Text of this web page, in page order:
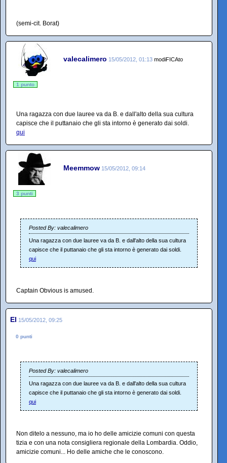
(semi-cit. Borat)
valecalimero 15/05/2012, 01:13 modiFICAto
1 punto
Una ragazza con due lauree va da B. e dall'alto della sua cultura
capisce che il puttanaio che gli sta intorno è generato dai soldi.
qui
Meemmow 15/05/2012, 09:14
3 punti
Posted By: valecalimero
Una ragazza con due lauree va da B. e dall'alto della sua cultura
capisce che il puttanaio che gli sta intorno è generato dai soldi.
qui
Captain Obvious is amused.
El 15/05/2012, 09:25
0 punti
Posted By: valecalimero
Una ragazza con due lauree va da B. e dall'alto della sua cultura
capisce che il puttanaio che gli sta intorno è generato dai soldi.
qui
Non ditelo a nessuno, ma io ho delle amicizie comuni con questa
tizia e con una nota consigliera regionale della Lombardia. Oddio,
amicizie comuni... Ho delle amiche che le conoscono.